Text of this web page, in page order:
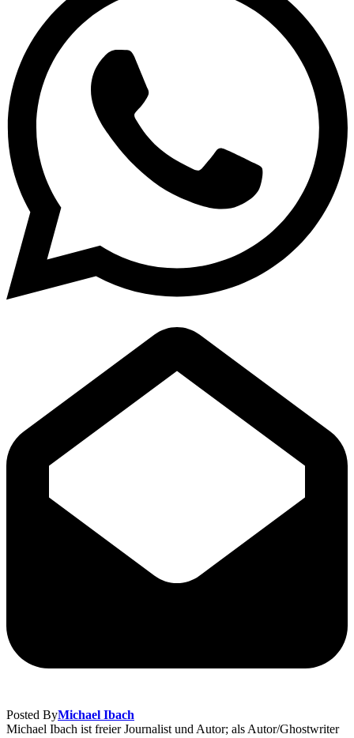
Posted ByMichael Ibach
Michael Ibach ist freier Journalist und Autor; als Autor/Ghostwriter